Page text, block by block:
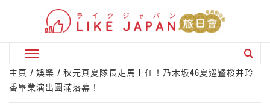
Primary
Menu
主頁 娛樂
秋元真夏隊長走馬上任！乃木坂46夏巡暨桜井玲
香畢業演出圓滿落幕！